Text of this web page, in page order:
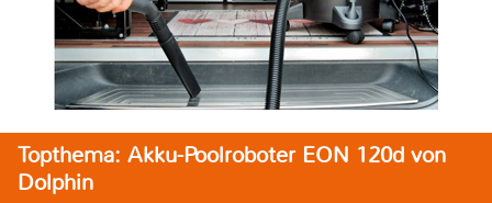
Topthema: Akku-Poolroboter EON 120d von
Dolphin